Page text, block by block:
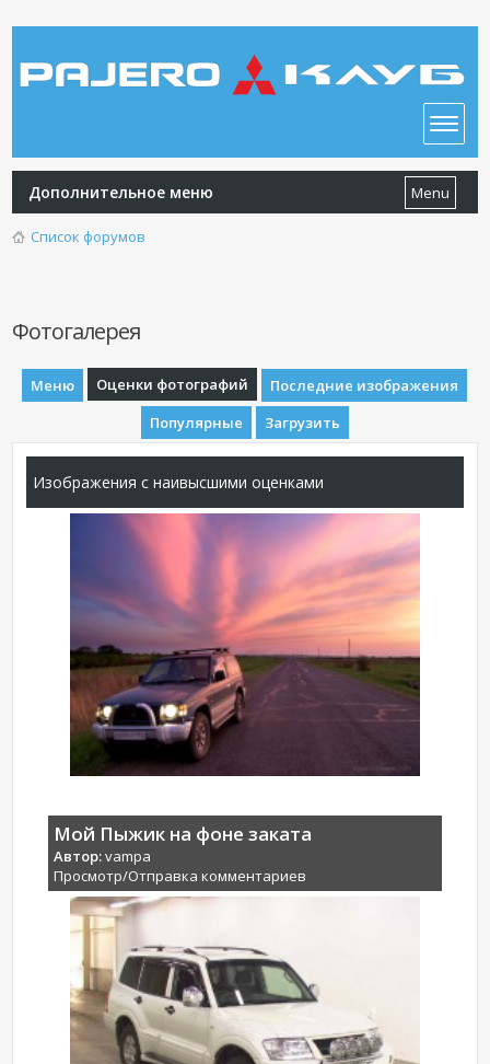
Дополнительное меню Menu
Список форумов
Фотогалерея
Меню Оценки фотографий
Последние изображения
Популярные
Загрузить
Изображения с наивысшими оценками
Мой Пыжик на фоне заката
Автор:vampa
Просмотр/Отправка комментариев